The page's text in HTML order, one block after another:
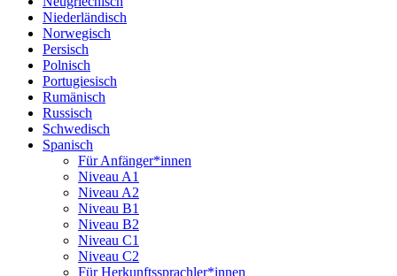
Niederländisch
Norwegisch
Persisch
Polnisch
Portugiesisch
Rumänisch
Russisch
Schwedisch
Spanisch
Für Anfänger*innen
Niveau A1
Niveau A2
Niveau B1
Niveau B2
Niveau C1
Niveau C2
Für Herkunftssprachler*innen